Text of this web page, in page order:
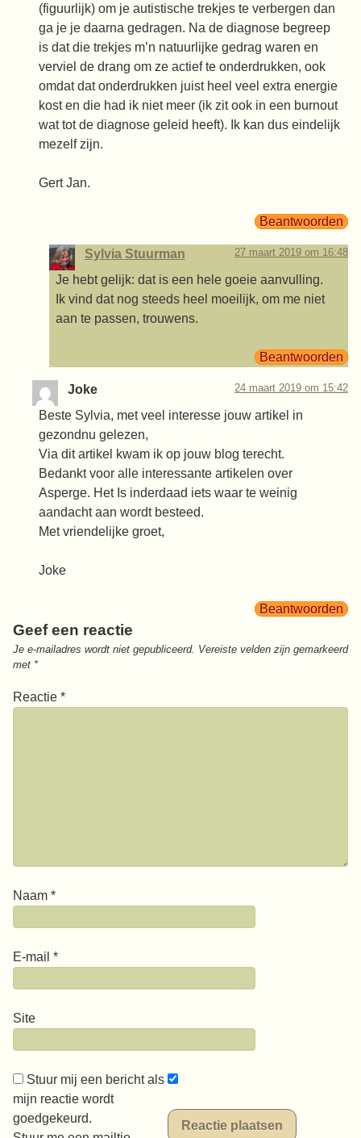
(figuurlijk) om je autistische trekjes te verbergen dan
ga je je daarna gedragen. Na de diagnose begreep
is dat die trekjes m’n natuurlijke gedrag waren en
verviel de drang om ze actief te onderdrukken, ook
omdat dat onderdrukken juist heel veel extra energie
kost en die had ik niet meer (ik zit ook in een burnout
wat tot de diagnose geleid heeft). Ik kan dus eindelijk
mezelf zijn.
Gert Jan.
Beantwoorden
Sylvia Stuurman 27 maart 2019 om 16:48
Je hebt gelijk: dat is een hele goeie aanvulling.
Ik vind dat nog steeds heel moeilijk, om me niet
aan te passen, trouwens.
Beantwoorden
Joke 24 maart 2019 om 15:42
Beste Sylvia, met veel interesse jouw artikel in
gezondnu gelezen,
Via dit artikel kwam ik op jouw blog terecht.
Bedankt voor alle interessante artikelen over
Asperge. Het Is inderdaad iets waar te weinig
aandacht aan wordt besteed.
Met vriendelijke groet,
Joke
Beantwoorden
Geef een reactie
Je e-mailadres wordt niet gepubliceerd. Vereiste velden zijn gemarkeerd
met *
Reactie *
Naam *
E-mail *
Site
Stuur mij een bericht als
mijn reactie wordt
goedgekeurd.